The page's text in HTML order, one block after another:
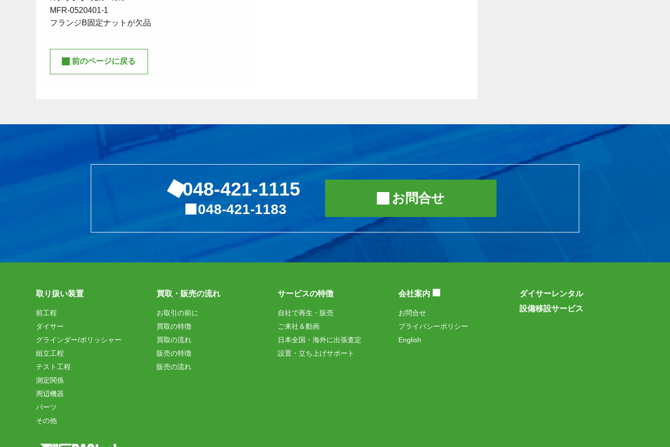
MFR-0520401-1
フランジB固定ナットが欠品
前のページに戻る
048-421-1115
048-421-1183
お問合せ
取り扱い装置
前工程
ダイサー
グラインダー/ポリッシャー
組立工程
テスト工程
測定関係
周辺機器
パーツ
その他
買取・販売の流れ
お取引の前に
買取の特徴
買取の流れ
販売の特徴
販売の流れ
サービスの特徴
自社で再生・販売
ご来社＆動画
日本全国・海外に出張査定
設置・立ち上げサポート
会社案内
お問合せ
プライバシーポリシー
English
ダイサーレンタル
設備移設サービス